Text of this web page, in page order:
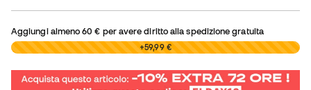
Aggiungi almeno60 € per avere diritto alla spedizione gratuita
0,00 € +59,99 €